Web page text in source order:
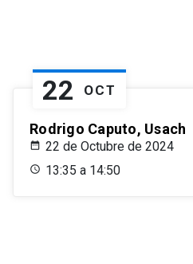
22 OCT
Rodrigo Caputo, Usach
22 de Octubre de 2024
13:35 a 14:50